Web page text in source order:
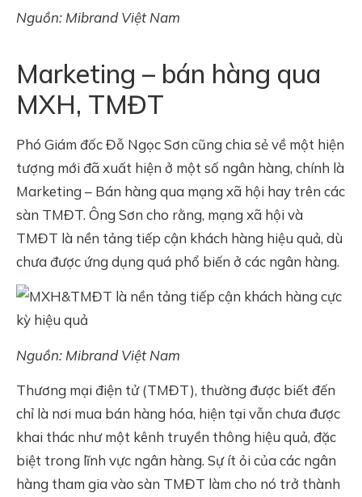
Nguồn: Mibrand Việt Nam
Marketing – bán hàng qua
MXH, TMĐT
Phó Giám đốc Đỗ Ngọc Sơn cũng chia sẻ về một hiện
tượng mới đã xuất hiện ở một số ngân hàng, chính là
Marketing – Bán hàng qua mạng xã hội hay trên các
sàn TMĐT. Ông Sơn cho rằng, mạng xã hội và
TMĐT là nền tảng tiếp cận khách hàng hiệu quả, dù
chưa được ứng dụng quá phổ biến ở các ngân hàng.
Nguồn: Mibrand Việt Nam
Thương mại điện tử (TMĐT), thường được biết đến
chỉ là nơi mua bán hàng hóa, hiện tại vẫn chưa được
khai thác như một kênh truyền thông hiệu quả, đặc
biệt trong lĩnh vực ngân hàng. Sự ít ỏi của các ngân
hàng tham gia vào sàn TMĐT làm cho nó trở thành